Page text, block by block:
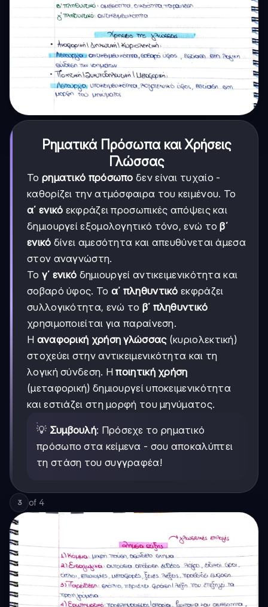
Ρηματικά Πρόσωπα και Χρήσεις
Γλώσσας
Το ρηματικό πρόσωπο δεν είναι τυχαίο -
καθορίζει την ατμόσφαιρα του κειμένου. Το
α΄ ενικό εκφράζει προσωπικές απόψεις και
δημιουργεί εξομολογητικό τόνο, ενώ τοβ΄
ενικό δίνει αμεσότητα και απευθύνεται άμεσα
στον αναγνώστη.
Το γ΄ ενικό δημιουργεί αντικειμενικότητα και
σοβαρό ύφος. Το α΄ πληθυντικό εκφράζει
συλλογικότητα, ενώ το β΄ πληθυντικό
χρησιμοποιείται για παραίνεση.
Η αναφορική χρήση γλώσσας(κυριολεκτική)
στοχεύει στην αντικειμενικότητα και τη
λογική σύνδεση. Ηποιητική χρήση
(μεταφορική) δημιουργεί υποκειμενικότητα
και εστιάζει στη μορφή του μηνύματος.
💡 Συμβουλή: Πρόσεχε το ρηματικό
πρόσωπο στα κείμενα - σου αποκαλύπτει
τη στάση του συγγραφέα!
3 of 4